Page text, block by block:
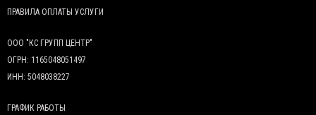
ПРАВИЛА ОПЛАТЫ УСЛУГИ
ООО "КС ГРУПП ЦЕНТР"
ОГРН: 1165048051497
ИНН: 5048038227
ГРАФИК РАБОТЫ